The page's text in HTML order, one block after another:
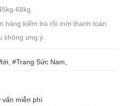
68kg.
hàng kiểm tra rồi mới thanh toán.
không ưng ý.
#Trang Sức Nam,
miễn phí